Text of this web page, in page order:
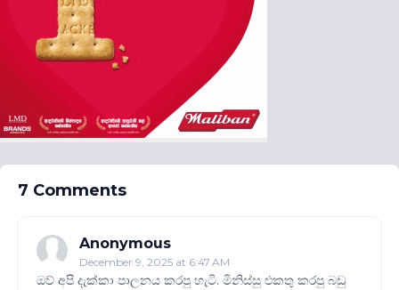
7 Comments
Anonymous
December 9, 2025 at 6:47 AM
ඔව් අපි දැක්කා පාලනය කරපු හැටි. මිනිස්සු එකතු කරපු බඩු